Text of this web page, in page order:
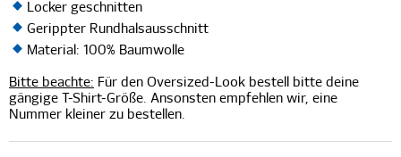
Locker geschnitten
Gerippter Rundhalsausschnitt
Material: 100% Baumwolle
Bitte beachte: Für den Oversized-Look bestell bitte deine
gängige T-Shirt-Größe. Ansonsten empfehlen wir, eine
Nummer kleiner zu bestellen.